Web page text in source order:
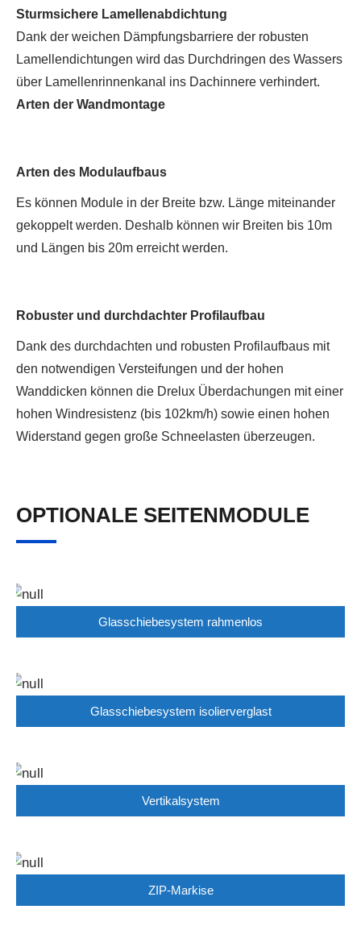
Sturmsichere Lamellenabdichtung
Dank der weichen Dämpfungsbarriere der robusten
Lamellendichtungen wird das Durchdringen des Wassers
über Lamellenrinnenkanal ins Dachinnere verhindert.
Arten der Wandmontage
Arten des Modulaufbaus
Es können Module in der Breite bzw. Länge miteinander
gekoppelt werden. Deshalb können wir Breiten bis 10m
und Längen bis 20m erreicht werden.
Robuster und durchdachter Profilaufbau
Dank des durchdachten und robusten Profilaufbaus mit
den notwendigen Versteifungen und der hohen
Wanddicken können die Drelux Überdachungen mit einer
hohen Windresistenz (bis 102km/h) sowie einen hohen
Widerstand gegen große Schneelasten überzeugen.
OPTIONALE SEITENMODULE
Glasschiebesystem rahmenlos
Glasschiebesystem isolierverglast
Vertikalsystem
ZIP-Markise